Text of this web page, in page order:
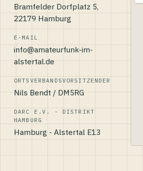
Bramfelder Dorfplatz 5,
22179 Hamburg
E-MAIL
info@amateurfunk-im-
alstertal.de
ORTSVERBANDSVORSITZENDER
Nils Bendt / DM5RG
DARC E.V. - DISTRIKT
HAMBURG
Hamburg - Alstertal E13